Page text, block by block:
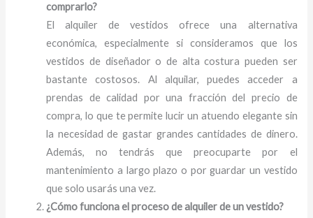
comprarlo?
El alquiler de vestidos ofrece una alternativa
económica, especialmente si consideramos que los
vestidos de diseñador o de alta costura pueden ser
bastante costosos. Al alquilar, puedes acceder a
prendas de calidad por una fracción del precio de
compra, lo que te permite lucir un atuendo elegante sin
la necesidad de gastar grandes cantidades de dinero.
Además, no tendrás que preocuparte por el
mantenimiento a largo plazo o por guardar un vestido
que solo usarás una vez.
¿Cómo funciona el proceso de alquiler de un vestido?